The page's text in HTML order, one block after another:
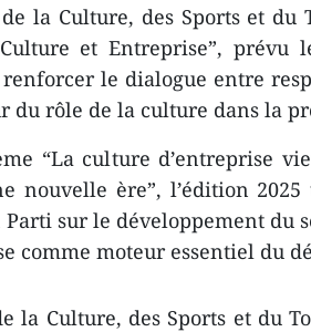
la Culture, des Sports et du
et Entreprise”, prévu
le dialogue entre
du rôle de la culture dans la
“La culture d’entreprise
nouvelle ère”, l’édition
Parti sur le développement du
comme moteur essentiel du
la Culture, des Sports et du